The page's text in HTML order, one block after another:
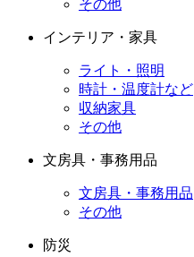
その他
インテリア・家具
ライト・照明
時計・温度計など
収納家具
その他
文房具・事務用品
文房具・事務用品
その他
防災